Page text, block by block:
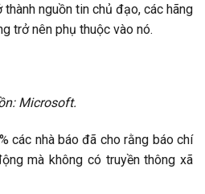
nguồn tin chủ đạo, các hãng
trở nên phụ thuộc vào nó.
Microsoft.
các nhà báo đã cho rằng báo chí
mà không có truyền thông xã